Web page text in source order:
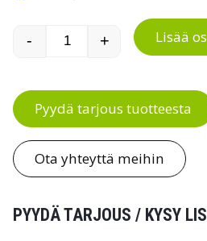
Keräilyvaunu 8000-
- + Lisää
Pyydä tarjous tuotteesta
Ota yhteyttä meihin
PYYDÄ TARJOUS / KYSY